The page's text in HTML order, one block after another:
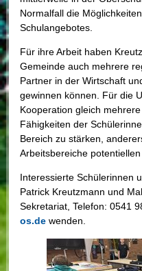
Normalfall die
Schulangebotes.
Für ihre Arbeit haben
Gemeinde auch mehrere
Partner in der Wirtschaft
gewinnen können. Für die
Kooperation gleich
Fähigkeiten der
Bereich zu stärken,
Arbeitsbereiche
Interessierte Schülerinnen
Patrick Kreutzmann und
Sekretariat, Telefon: 0541
os.dewenden.